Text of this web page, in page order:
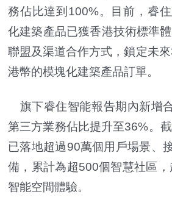
務佔比達到100%。目前，睿
化建築產品已獲香港技術標準
聯盟及渠道合作方式，鎖定未
港幣的模塊化建築產品訂單。
旗下睿住智能報告期內新增
第三方業務佔比提升至36%。
已落地超過90萬個用戶場景、
備，累計為超500個智慧社區
智能空間體驗。